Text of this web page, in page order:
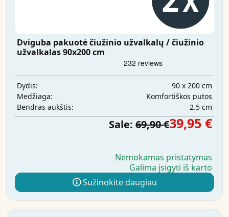
Dviguba pakuotė čiužinio užvalkalų / čiužinio
užvalkalas 90x200 cm
Dydis:
90 x 200 cm
Medžiaga:
Komfortiškos putos
Bendras aukštis:
2.5 cm
Sale: 69,90 €39,95 €
Nemokamas pristatymas
Galima įsigyti iš karto
Sužinokite daugiau